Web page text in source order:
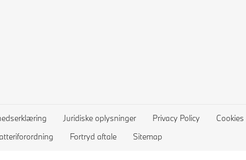
Juridiske oplysninger Privacy Policy Cookies
Fortryd aftale Sitemap